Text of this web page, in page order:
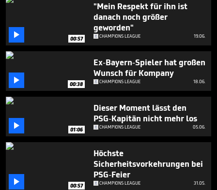
seconds
 00:57
"Mein Respekt für ihn ist
danach noch größer
geworden"
CHAMPIONS LEAGUE 19.06.
 00:38
Ex-Bayern-Spieler hat großen
Wunsch für Kompany
CHAMPIONS LEAGUE 18.06.
 01:06
Dieser Moment lässt den
PSG-Kapitän nicht mehr los
CHAMPIONS LEAGUE 05.06.
 00:57
Höchste
Sicherheitsvorkehrungen bei
PSG-Feier
CHAMPIONS LEAGUE 31.05.